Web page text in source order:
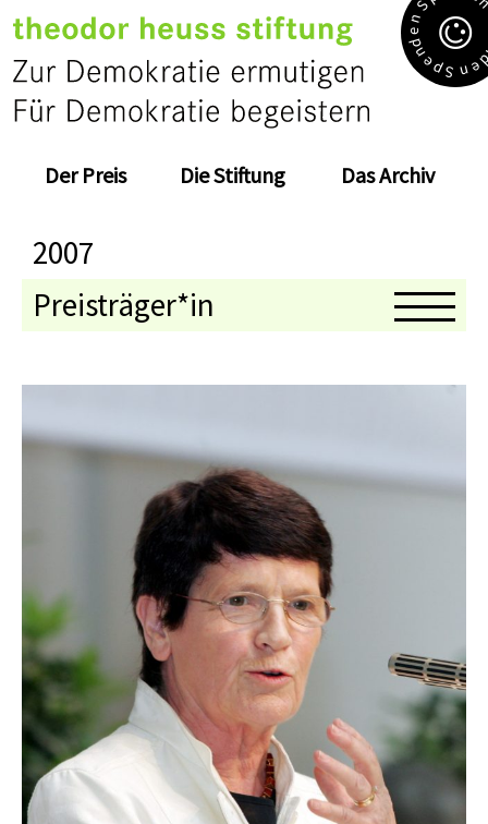
Der Preis Die Stiftung Das Archiv
S
p
e
n
d
e
n
S
e
n
2007
Preisträger*in
Kolloquium
Preisverleihung